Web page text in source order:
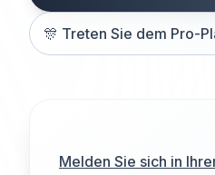
🎊 Treten Sie dem Pro-
Melden Sie sich in